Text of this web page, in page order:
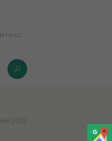
2022